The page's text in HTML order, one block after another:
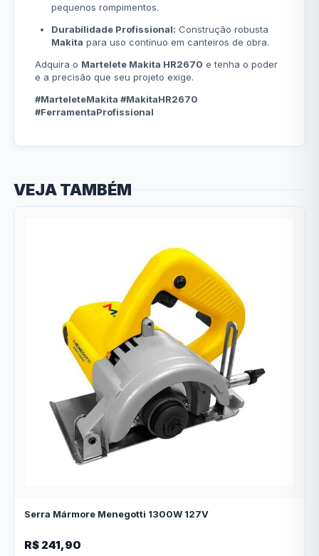
pequenos rompimentos.
Durabilidade Profissional: Construção robusta
Makita para uso contínuo em canteiros de obra.
Adquira o Martelete Makita HR2670 e tenha o poder
e a precisão que seu projeto exige.
#MarteleteMakita #MakitaHR2670
#FerramentaProfissional
VEJA TAMBÉM
Serra Mármore Menegotti 1300W 127V
R$ 241,90